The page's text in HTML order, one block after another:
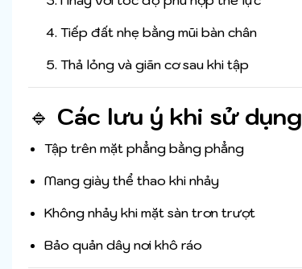
Tiếp đất nhẹ bằng mũi bàn chân
Thả lỏng và giãn cơ sau khi tập
🔹 Các lưu ý khi sử dụng
Tập trên mặt phẳng bằng phẳng
Mang giày thể thao khi nhảy
Không nhảy khi mặt sàn trơn trượt
Bảo quản dây nơi khô ráo